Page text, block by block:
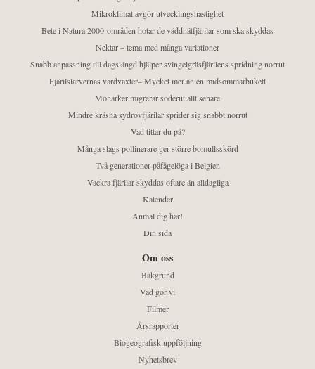
Mikroklimat avgör utvecklingshastighet
Bete i Natura 2000-områden hotar de väddnätfjärilar som ska skyddas
Nektar – tema med många variationer
Snabb anpassning till dagslängd hjälper svingelgräsfjärilens spridning norrut
Fjärilslarvernas värdväxter– Mycket mer än en midsommarbukett
Monarker migrerar söderut allt senare
Mindre kräsna sydrovfjärilar sprider sig snabbt norrut
Vad tittar du på?
Många slags pollinerare ger större bomullsskörd
Två generationer påfågelöga i Belgien
Vackra fjärilar skyddas oftare än alldagliga
Kalender
Anmäl dig här!
Din sida
Om oss
Bakgrund
Vad gör vi
Filmer
Årsrapporter
Biogeografisk uppföljning
Nyhetsbrev